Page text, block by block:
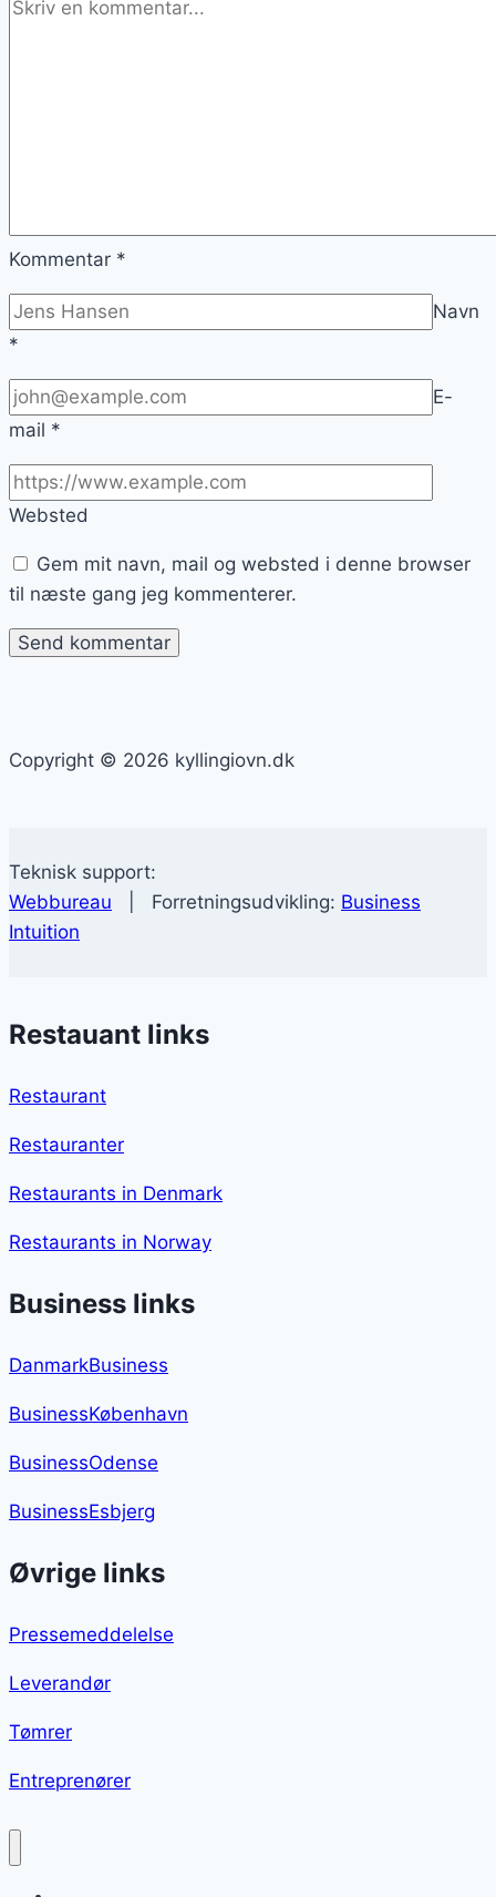
Kommentar *
Navn
*
E-
mail *
Websted
Gem mit navn, mail og websted i denne browser
til næste gang jeg kommenterer.
Copyright © 2026 kyllingiovn.dk
Teknisk support:
Webbureau | Forretningsudvikling: Business
Intuition
Restauant links
Restaurant
Restauranter
Restaurants in Denmark
Restaurants in Norway
Business links
DanmarkBusiness
BusinessKøbenhavn
BusinessOdense
BusinessEsbjerg
Øvrige links
Pressemeddelelse
Leverandør
Tømrer
Entreprenører